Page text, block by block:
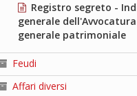
Registro segreto -
generale
generale patrimoniale
Feudi
Affari diversi